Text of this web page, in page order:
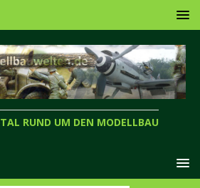
RUND UM DEN MODELLBAU